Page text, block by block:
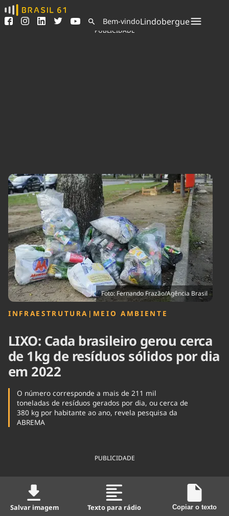
Ver todas as notícias
Podcasts
Indicadores
Agronegócios
Brasil
Brasil Mineral
Ciência &
Tecnologia
Cinema
Comportamento
Cultura
Economia
Educação
Infraestrutura
Internacional
Meio Ambiente
Podcast
Política
Saúde
Tempo
Bem-vindoLindobergue
PUBLICIDADE
Foto: Fernando Frazão/Agência Brasil
INFRAESTRUTURA | MEIO AMBIENTE
LIXO: Cada brasileiro gerou cerca
de 1kg de resíduos sólidos por dia
em 2022
O número corresponde a mais de 211 mil
toneladas de resíduos gerados por dia, ou cerca de
380 kg por habitante ao ano, revela pesquisa da
ABREMA
PUBLICIDADE
Salvar imagem Texto para rádio Copiar o texto